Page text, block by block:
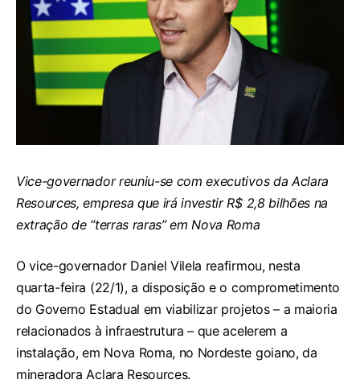
Vice-governador reuniu-se com executivos da Aclara
Resources, empresa que irá investir R$ 2,8 bilhões na
extração de “terras raras” em Nova Roma
O vice-governador Daniel Vilela reafirmou, nesta
quarta-feira (22/1), a disposição e o comprometimento
do Governo Estadual em viabilizar projetos – a maioria
relacionados à infraestrutura – que acelerem a
instalação, em Nova Roma, no Nordeste goiano, da
mineradora Aclara Resources.